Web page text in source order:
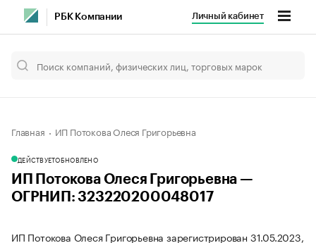
РБК Компании Личный кабинет
Главная ИП Потокова Олеся Григорьевна
ДЕЙСТВУЕТОБНОВЛЕНО
ИП Потокова Олеся Григорьевна —
ОГРНИП: 323220200048017
ИП Потокова Олеся Григорьевна зарегистрирован 31.05.2023,